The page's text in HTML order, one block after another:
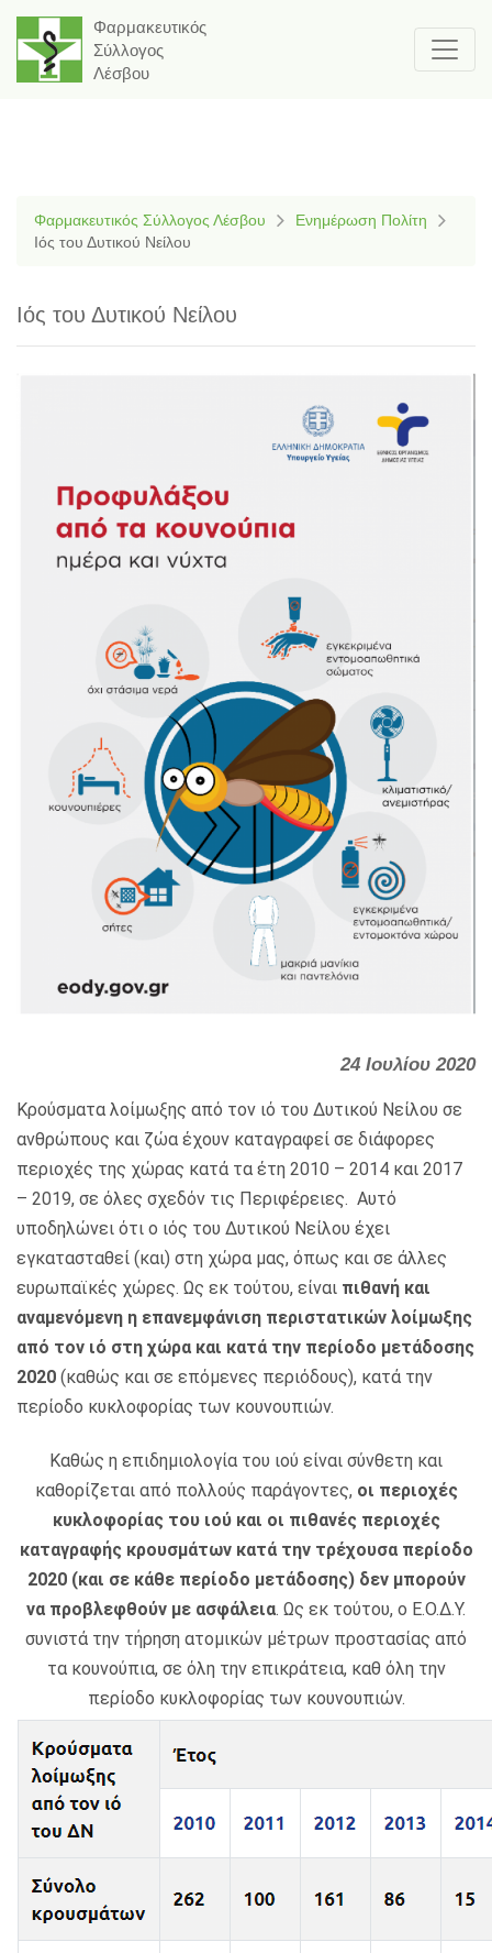
Φαρμακευτικός
Σύλλογος
Λέσβου
Φαρμακευτικός Σύλλογος Λέσβου
Ενημέρωση Πολίτη
Ιός του Δυτικού Νείλου
Ιός του Δυτικού Νείλου
24 Ιουλίου 2020
Κρούσματα λοίμωξης από τον ιό του Δυτικού Νείλου σε
ανθρώπους και ζώα έχουν καταγραφεί σε διάφορες
περιοχές της χώρας κατά τα έτη 2010 – 2014 και 2017
– 2019, σε όλες σχεδόν τις Περιφέρειες. Αυτό
υποδηλώνει ότι ο ιός του Δυτικού Νείλου έχει
εγκατασταθεί (και) στη χώρα μας, όπως και σε άλλες
ευρωπαϊκές χώρες. Ως εκ τούτου, είναι πιθανή και
αναμενόμενη η επανεμφάνιση περιστατικών λοίμωξης
από τον ιό στη χώρα και κατά την περίοδο μετάδοσης
2020 (καθώς και σε επόμενες περιόδους), κατά την
περίοδο κυκλοφορίας των κουνουπιών.
Καθώς η επιδημιολογία του ιού είναι σύνθετη και
καθορίζεται από πολλούς παράγοντες,οι περιοχές
κυκλοφορίας του ιού και οι πιθανές περιοχές
καταγραφής κρουσμάτων κατά την τρέχουσα περίοδο
2020 (και σε κάθε περίοδο μετάδοσης) δεν μπορούν
να προβλεφθούν με ασφάλεια. Ως εκ τούτου, ο Ε.Ο.Δ.Υ.
συνιστά την τήρηση ατομικών μέτρων προστασίας από
τα κουνούπια, σε όλη την επικράτεια, καθ όλη την
περίοδο κυκλοφορίας των κουνουπιών.